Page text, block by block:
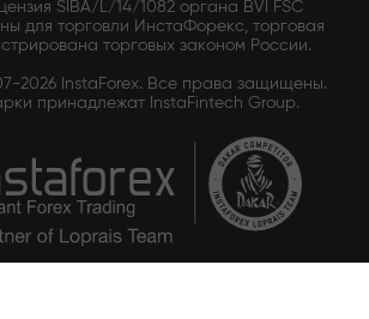
SIBA/L/14/1082 органа BVI FSC
для торговли ИнстаФорекс, торговая
торговых законом России.
2026 InstaForex. Все права защищены.
принадлежат InstaFintech Group.